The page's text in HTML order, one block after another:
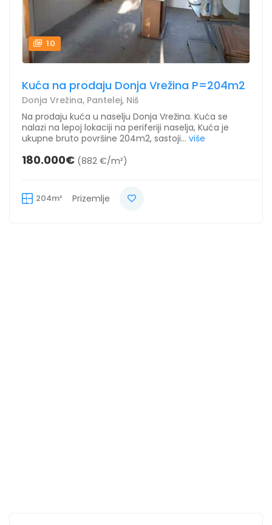
10
Kuća na prodaju Donja Vrežina P=204m2
Donja Vrežina, Pantelej, Niš
Na prodaju kuća u naselju Donja Vrežina. Kuća se
nalazi na lepoj lokaciji na periferiji naselja, Kuća je
ukupne bruto površine 204m2, sastoji... više
180.000€ (882 €/m²)
204m² Prizemlje